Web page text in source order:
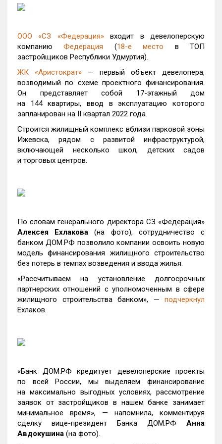
ООО «СЗ «Федерация»входит в девелоперскую
компаниюФедерация (18-е место в ТОП
застройщиков Республики Удмуртия).
ЖК «Аристократ» — первый объект девелопера,
возводимый по схеме проектного финансирования.
Он представляет собой 17-этажный дом
на 144 квартиры, ввод в эксплуатацию которого
запланирован на II квартал 2022 года.
Строится жилищный комплекс вблизи парковой зоны
Ижевска, рядом с развитой инфраструктурой,
включающей несколько школ, детских садов
и торговых центров.
По словам генерального директора СЗ «Федерация»
Алексея Ехлакова (на фото), сотрудничество с
банком ДОМ.РФ позволило компании освоить новую
модель финансирования жилищного строительство
без потерь в темпах возведения и ввода жилья.
«Рассчитываем на установление долгосрочных
партнерских отношений с уполномоченным в сфере
жилищного строительства банком», — подчеркнул
Ехлаков.
«Банк ДОМ.РФ кредитует девелоперские проекты
по всей России, мы выделяем финансирование
на максимально выгодных условиях, рассмотрение
заявок от застройщиков в нашем банке занимает
минимальное время», — напомнила, комментируя
сделку вице-президент Банка ДОМ.РФ Анна
Авдокушина (на фото).